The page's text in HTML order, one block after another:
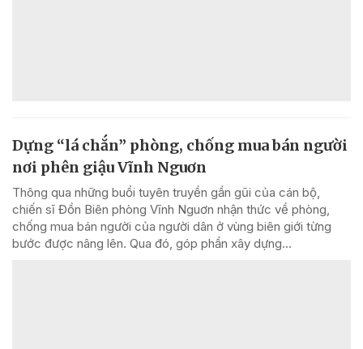
Dựng “lá chắn” phòng, chống mua bán người
nơi phên giậu Vĩnh Nguơn
Thông qua những buổi tuyên truyền gần gũi của cán bộ,
chiến sĩ Đồn Biên phòng Vĩnh Nguơn nhận thức về phòng,
chống mua bán người của người dân ở vùng biên giới từng
bước được nâng lên. Qua đó, góp phần xây dựng...